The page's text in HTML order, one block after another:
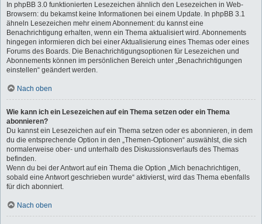
In phpBB 3.0 funktionierten Lesezeichen ähnlich den Lesezeichen in Web-
Browsern: du bekamst keine Informationen bei einem Update. In phpBB 3.1
ähneln Lesezeichen mehr einem Abonnement: du kannst eine
Benachrichtigung erhalten, wenn ein Thema aktualisiert wird. Abonnements
hingegen informieren dich bei einer Aktualisierung eines Themas oder eines
Forums des Boards. Die Benachrichtigungsoptionen für Lesezeichen und
Abonnements können im persönlichen Bereich unter „Benachrichtigungen
einstellen“ geändert werden.
Nach oben
Wie kann ich ein Lesezeichen auf ein Thema setzen oder ein Thema
abonnieren?
Du kannst ein Lesezeichen auf ein Thema setzen oder es abonnieren, in dem
du die entsprechende Option in den „Themen-Optionen“ auswählst, die sich
normalerweise ober- und unterhalb des Diskussionsverlaufs des Themas
befinden.
Wenn du bei der Antwort auf ein Thema die Option „Mich benachrichtigen,
sobald eine Antwort geschrieben wurde“ aktivierst, wird das Thema ebenfalls
für dich abonniert.
Nach oben